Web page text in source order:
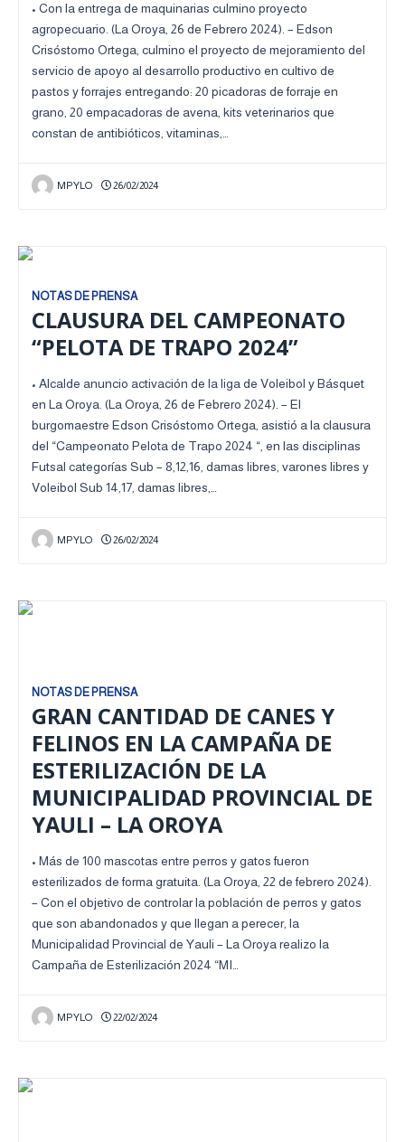
• Con la entrega de maquinarias culmino proyecto
agropecuario. (La Oroya, 26 de Febrero 2024). – Edson
Crisóstomo Ortega, culmino el proyecto de mejoramiento del
servicio de apoyo al desarrollo productivo en cultivo de
pastos y forrajes entregando: 20 picadoras de forraje en
grano, 20 empacadoras de avena, kits veterinarios que
constan de antibióticos, vitaminas,…
MPYLO 26/02/2024
NOTAS DE PRENSA
CLAUSURA DEL CAMPEONATO
“PELOTA DE TRAPO 2024”
• Alcalde anuncio activación de la liga de Voleibol y Básquet
en La Oroya. (La Oroya, 26 de Febrero 2024). – El
burgomaestre Edson Crisóstomo Ortega, asistió a la clausura
del “Campeonato Pelota de Trapo 2024 “, en las disciplinas
Futsal categorías Sub – 8,12,16, damas libres, varones libres y
Voleibol Sub 14,17, damas libres,…
MPYLO 26/02/2024
NOTAS DE PRENSA
GRAN CANTIDAD DE CANES Y
FELINOS EN LA CAMPAÑA DE
ESTERILIZACIÓN DE LA
MUNICIPALIDAD PROVINCIAL DE
YAULI – LA OROYA
• Más de 100 mascotas entre perros y gatos fueron
esterilizados de forma gratuita. (La Oroya, 22 de febrero 2024).
– Con el objetivo de controlar la población de perros y gatos
que son abandonados y que llegan a perecer, la
Municipalidad Provincial de Yauli – La Oroya realizo la
Campaña de Esterilización 2024 “MI…
MPYLO 22/02/2024